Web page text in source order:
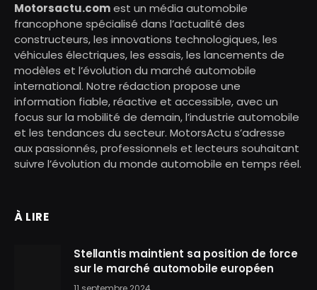
Motorsactu.comest un média automobile
francophone spécialisé dans l’actualité des
constructeurs, les innovations technologiques, les
véhicules électriques, les essais, les lancements de
modèles et l’évolution du marché automobile
international. Notre rédaction propose une
information fiable, réactive et accessible, avec un
focus sur la mobilité de demain, l’industrie automobile
et les tendances du secteur. MotorsActu s’adresse
aux passionnés, professionnels et lecteurs souhaitant
suivre l’évolution du monde automobile en temps réel.
À LIRE
Stellantis maintient sa position de force
sur le marché automobile européen